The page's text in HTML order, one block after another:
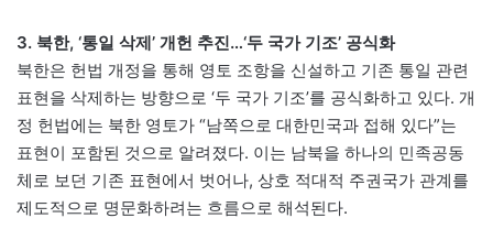
3. 북한, ‘통일 삭제’ 개헌 추진…‘두 국가 기조’ 공식화
북한은 헌법 개정을 통해 영토 조항을 신설하고 기존 통일 관련
표현을 삭제하는 방향으로 ‘두 국가 기조’를 공식화하고 있다. 개
정 헌법에는 북한 영토가 “남쪽으로 대한민국과 접해 있다”는
표현이 포함된 것으로 알려졌다. 이는 남북을 하나의 민족공동
체로 보던 기존 표현에서 벗어나, 상호 적대적 주권국가 관계를
제도적으로 명문화하려는 흐름으로 해석된다.